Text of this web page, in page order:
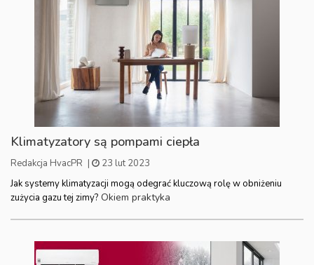
Klimatyzatory są pompami ciepła
Redakcja HvacPR |
23 lut 2023
Jak systemy klimatyzacji mogą odegrać kluczową rolę w obniżeniu
zużycia gazu tej zimy? Okiem praktyka